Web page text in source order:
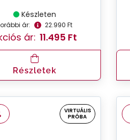
Készleten
ár: 22.990 Ft
ár: 11.495 Ft
Részletek
VIRTUÁLIS
PRÓBA